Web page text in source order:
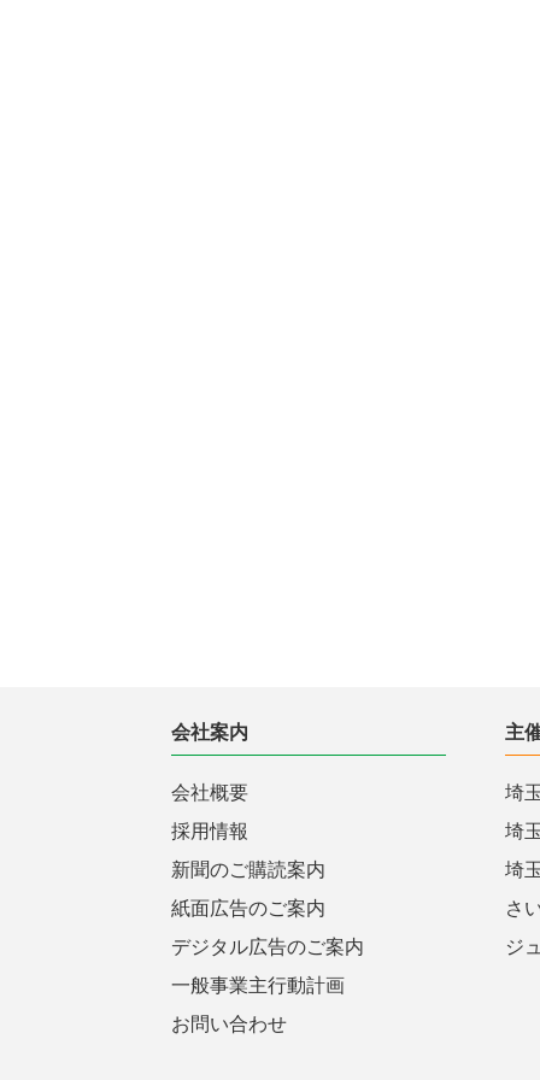
会社案内
会社概要
採用情報
新聞のご購読案内
紙面広告のご案内
デジタル広告のご案内
一般事業主行動計画
お問い合わせ
主
埼
埼
埼
さ
ジ